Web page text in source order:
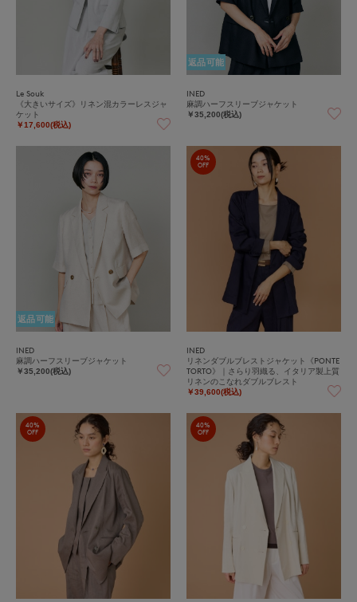
Le Souk
《大きいサイズ》リネン混カラーレスジャ
ケット
￥17,600(税込)
返品可能
INED
麻調ハーフスリーブジャケット
￥35,200(税込)
返品可能
INED
麻調ハーフスリーブジャケット
￥35,200(税込)
40%
OFF
INED
リネンダブルブレストジャケット《PONTE
TORTO》｜さらり羽織る、イタリア製上質
リネンのこなれダブルブレスト
￥39,600(税込)
40%
OFF
40%
OFF